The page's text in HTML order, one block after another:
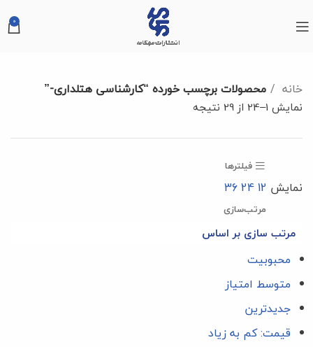
0
خانه محصولات برچسب خورده “کارشناسی هتلداری-”
نمایش 1–24 از 29 نتیجه
فیلترها
نمایش 12
24
36
مرتب‌سازی
مرتب سازی بر اساس
محبوبیت
متوسط امتیاز
جدیدترین
قیمت: کم به زیاد